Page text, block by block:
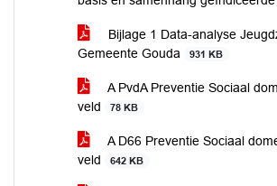
Bijlage 1 Data-analyse
Gemeente Gouda
931 KB
A PvdA Preventie Sociaal
veld
78 KB
A D66 Preventie Sociaal
veld
642 KB